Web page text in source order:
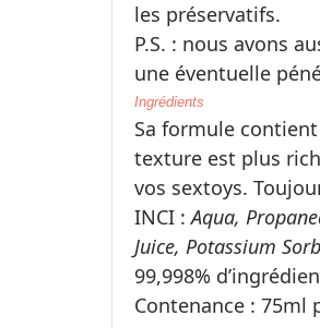
les préservatifs.
P.S. : nous avons
une éventuelle
Ingrédients
Sa formule
texture est plus
vos sextoys.
INCI :Aqua,
Juice, Potassium
99,998%
Contenance : 75ml